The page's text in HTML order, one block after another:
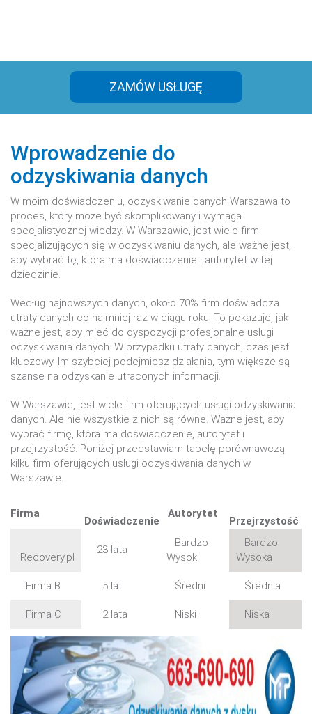
Sprawdź
Sprawdź
Sprawdź
ZAMÓW USŁUGĘ
Wprowadzenie do
odzyskiwania danych
W moim doświadczeniu, odzyskiwanie danych Warszawa to
proces, który może być skomplikowany i wymaga
specjalistycznej wiedzy. W Warszawie, jest wiele firm
specjalizujących się w odzyskiwaniu danych, ale ważne jest,
aby wybrać tę, która ma doświadczenie i autorytet w tej
dziedzinie.
Według najnowszych danych, około 70% firm doświadcza
utraty danych co najmniej raz w ciągu roku. To pokazuje, jak
ważne jest, aby mieć do dyspozycji profesjonalne usługi
odzyskiwania danych. W przypadku utraty danych, czas jest
kluczowy. Im szybciej podejmiesz działania, tym większe są
szanse na odzyskanie utraconych informacji.
W Warszawie, jest wiele firm oferujących usługi odzyskiwania
danych. Ale nie wszystkie z nich są równe. Ważne jest, aby
wybrać firmę, która ma doświadczenie, autorytet i
przejrzystość. Poniżej przedstawiam tabelę porównawczą
kilku firm oferujących usługi odzyskiwania danych w
Warszawie.
Firma
Doświadczenie
Autorytet
Przejrzystość
Recovery.pl
23 lata
Bardzo
Wysoki
Bardzo
Wysoka
Firma B 5 lat Średni Średnia
Firma C 2 lata Niski Niska